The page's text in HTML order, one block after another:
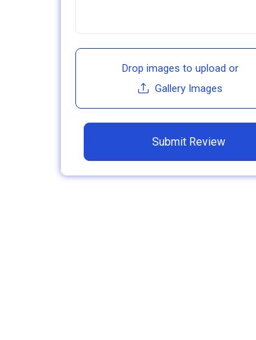
Drop images to upload or
Gallery Images